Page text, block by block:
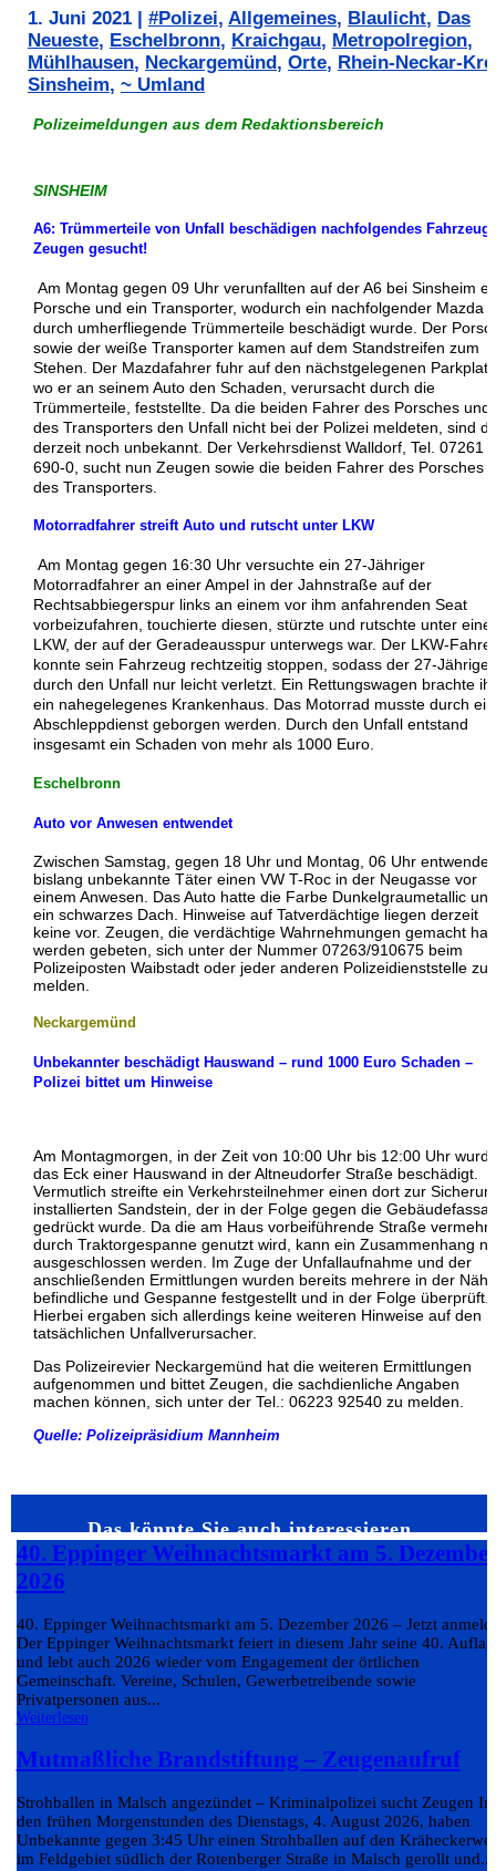
1. Juni 2021 #Polizei, Allgemeines, Blaulicht, Das
Neueste, Eschelbronn, Kraichgau, Metropolregion,
Mühlhausen, Neckargemünd , Orte, Rhein-Neckar-
Sinsheim, ~ Umland
Polizeimeldungen aus dem Redaktionsbereich
SINSHEIM
A6: Trümmerteile von Unfall beschädigen nachfolgendes Fahrzeug
Zeugen gesucht!
Am Montag gegen 09 Uhr verunfallten auf der A6 bei Sinsheim
Porsche und ein Transporter, wodurch ein nachfolgender Mazda
durch umherfliegende Trümmerteile beschädigt wurde. Der
sowie der weiße Transporter kamen auf dem Standstreifen zum
Stehen. Der Mazdafahrer fuhr auf den nächstgelegenen
wo er an seinem Auto den Schaden, verursacht durch die
Trümmerteile, feststellte. Da die beiden Fahrer des Porsches und
des Transporters den Unfall nicht bei der Polizei meldeten, sind
derzeit noch unbekannt. Der Verkehrsdienst Walldorf, Tel. 07261 /
690-0, sucht nun Zeugen sowie die beiden Fahrer des Porsches
des Transporters.
Motorradfahrer streift Auto und rutscht unter LKW
Am Montag gegen 16:30 Uhr versuchte ein 27-Jähriger
Motorradfahrer an einer Ampel in der Jahnstraße auf der
Rechtsabbiegerspur links an einem vor ihm anfahrenden Seat
vorbeizufahren, touchierte diesen, stürzte und rutschte unter
LKW, der auf der Geradeausspur unterwegs war. Der LKW-Fahrer
konnte sein Fahrzeug rechtzeitig stoppen, sodass der 27-Jährige
durch den Unfall nur leicht verletzt. Ein Rettungswagen brachte
ein nahegelegenes Krankenhaus. Das Motorrad musste durch
Abschleppdienst geborgen werden. Durch den Unfall entstand
insgesamt ein Schaden von mehr als 1000 Euro.
Eschelbronn
Auto vor Anwesen entwendet
Zwischen Samstag, gegen 18 Uhr und Montag, 06 Uhr
bislang unbekannte Täter einen VW T-Roc in der Neugasse vor
einem Anwesen. Das Auto hatte die Farbe Dunkelgraumetallic und
ein schwarzes Dach. Hinweise auf Tatverdächtige liegen derzeit
keine vor. Zeugen, die verdächtige Wahrnehmungen gemacht
werden gebeten, sich unter der Nummer 07263/910675 beim
Polizeiposten Waibstadt oder jeder anderen Polizeidienststelle zu
melden.
Neckargemünd
Unbekannter beschädigt Hauswand – rund 1000 Euro Schaden –
Polizei bittet um Hinweise
Am Montagmorgen, in der Zeit von 10:00 Uhr bis 12:00 Uhr
das Eck einer Hauswand in der Altneudorfer Straße beschädigt.
Vermutlich streifte ein Verkehrsteilnehmer einen dort zur
installierten Sandstein, der in der Folge gegen die
gedrückt wurde. Da die am Haus vorbeiführende Straße vermehrt
durch Traktorgespanne genutzt wird, kann ein Zusammenhang
ausgeschlossen werden. Im Zuge der Unfallaufnahme und der
anschließenden Ermittlungen wurden bereits mehrere in der Nähe
befindliche und Gespanne festgestellt und in der Folge überprüft.
Hierbei ergaben sich allerdings keine weiteren Hinweise auf den
tatsächlichen Unfallverursacher.
Das Polizeirevier Neckargemünd hat die weiteren Ermittlungen
aufgenommen und bittet Zeugen, die sachdienliche Angaben
machen können, sich unter der Tel.: 06223 92540 zu melden.
Quelle: Polizeipräsidium Mannheim
Das könnte Sie auch interessieren…
40. Eppinger Weihnachtsmarkt am 5.
2026
40. Eppinger Weihnachtsmarkt am 5. Dezember 2026 – Jetzt
Der Eppinger Weihnachtsmarkt feiert in diesem Jahr seine 40.
und lebt auch 2026 wieder vom Engagement der örtlichen
Gemeinschaft. Vereine, Schulen, Gewerbetreibende sowie
Privatpersonen aus...
Weiterlesen
Mutmaßliche Brandstiftung – Zeugenaufruf
Strohballen in Malsch angezündet – Kriminalpolizei sucht Zeugen In
den frühen Morgenstunden des Dienstags, 4. August 2026, haben
Unbekannte gegen 3:45 Uhr einen Strohballen auf den
im Feldgebiet südlich der Rotenberger Straße in Malsch gerollt und...